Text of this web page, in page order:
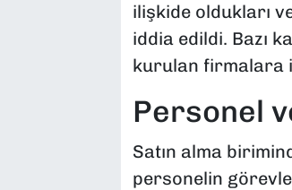
ilişkide oldukları
iddia edildi. Bazı
kurulan firmalara
Personel
Satın alma
personelin